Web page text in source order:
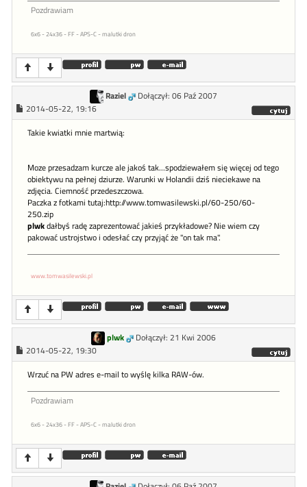
Pozdrawiam
6x6 - 24x36 - FF - APS-C - malutki dron
Raziel
Dołączył: 06 Paź 2007
2014-05-22, 19:16
Takie kwiatki mnie martwią:
Moze przesadzam kurcze ale jakoś tak...spodziewałem się więcej od tego
obiektywu na pełnej dziurze. Warunki w Holandii dziś nieciekawe na
zdjęcia. Ciemność przedeszczowa.
Paczka z fotkami tutaj:http://www.tomwasilewski.pl/60-250/60-
250.zip
plwkdałbyś radę zaprezentować jakieś przykładowe? Nie wiem czy
pakować ustrojstwo i odesłać czy przyjąć że "on tak ma".
www.tomwasilewski.pl
plwk
Dołączył: 21 Kwi 2006
2014-05-22, 19:30
Wrzuć na PW adres e-mail to wyślę kilka RAW-ów.
Pozdrawiam
6x6 - 24x36 - FF - APS-C - malutki dron